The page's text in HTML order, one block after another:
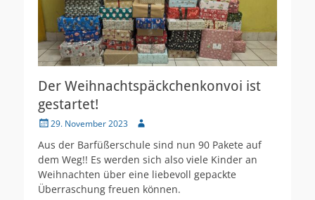
Der Weihnachtspäckchenkonvoi ist
gestartet!
Veröffentlicht
29. November 2023 Autor
Aus der Barfüßerschule sind nun 90 Pakete auf
dem Weg!! Es werden sich also viele Kinder an
Weihnachten über eine liebevoll gepackte
Überraschung freuen können.